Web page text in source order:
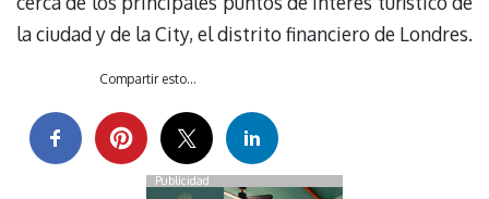
la ciudad y de la City, el distrito financiero de Londres.
Compartir esto...
Publicidad